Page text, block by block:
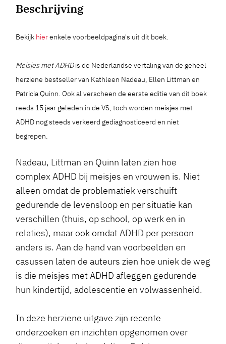
Beschrijving
Bekijk hierenkele voorbeeldpagina's uit dit boek.
Meisjes met ADHDis de Nederlandse vertaling van de geheel
herziene bestseller van Kathleen Nadeau, Ellen Littman en
Patricia Quinn. Ook al verscheen de eerste editie van dit boek
reeds 15 jaar geleden in de VS, toch worden meisjes met
ADHD nog steeds verkeerd gediagnosticeerd en niet
begrepen.
Nadeau, Littman en Quinn laten zien hoe
complex ADHD bij meisjes en vrouwen is. Niet
alleen omdat de problematiek verschuift
gedurende de levensloop en per situatie kan
verschillen (thuis, op school, op werk en in
relaties), maar ook omdat ADHD per persoon
anders is. Aan de hand van voorbeelden en
casussen laten de auteurs zien hoe uniek de weg
is die meisjes met ADHD afleggen gedurende
hun kindertijd, adolescentie en volwassenheid.
In deze herziene uitgave zijn recente
onderzoeken en inzichten opgenomen over